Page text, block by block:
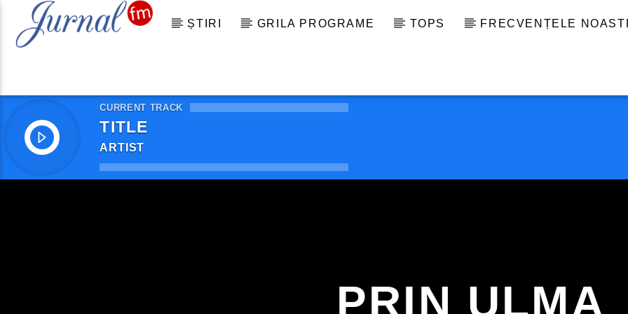
ȘTIRI GRILA PROGRAME TOPS FRECVENȚELE
CURRENT TRACK
TITLE
ARTIST
PRIN ULMA